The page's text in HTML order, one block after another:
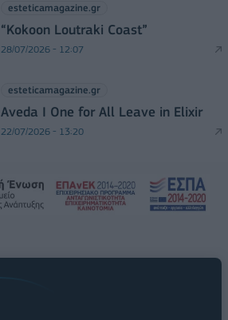
esteticamagazine.gr
“Kokoon Loutraki Coast”
28/07/2026 - 12:07
esteticamagazine.gr
Aveda I One for All Leave in Elixir
22/07/2026 - 13:20